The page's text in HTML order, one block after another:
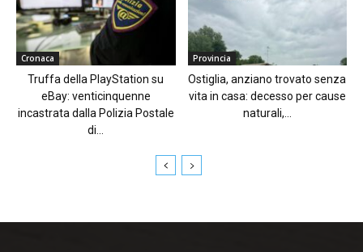
Cronaca
Truffa della PlayStation su
eBay: venticinquenne
incastrata dalla Polizia Postale
di...
Provincia
Ostiglia, anziano trovato senza
vita in casa: decesso per cause
naturali,...